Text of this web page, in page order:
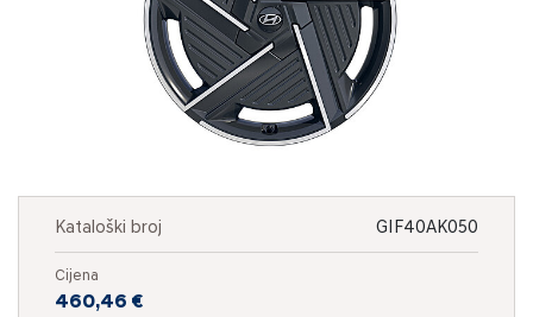
Kataloški broj GIF40AK050
Cijena
460,46 €